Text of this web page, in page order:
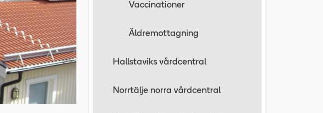
Vaccinationer
Äldremottagning
Hallstaviks vårdcentral
Norrtälje norra vårdcentral